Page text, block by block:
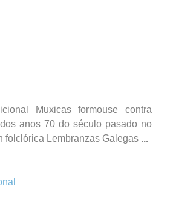
Muxicas formouse contra
anos 70 do século pasado no
folclórica Lembranzas Galegas ...